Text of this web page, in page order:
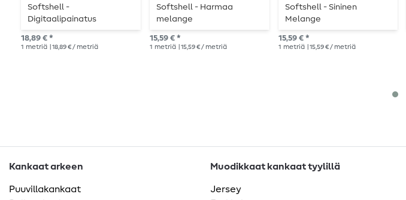
Softshell -
Digitaalipainatus
Kukkaisuus Musta
Monivärinen
18,89 € *
1 metriä | 18,89 € / metriä
Softshell - Harmaa
melange
15,59 € *
1 metriä | 15,59 € / metriä
Softshell - Sininen
Melange
15,59 € *
1 metriä | 15,59 € / metriä
Kankaat arkeen
Puuvillakankaat
Muodikkaat kankaat tyylillä
Jersey